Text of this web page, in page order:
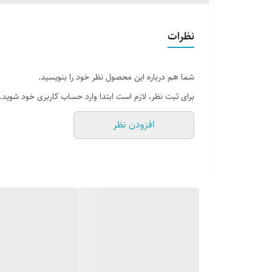
نظرات
شما هم درباره این محصول نظر خود را بنویسید.
برای ثبت نظر، لازم است ابتدا وارد حساب کاربری خود شوید.
افزودن نظر